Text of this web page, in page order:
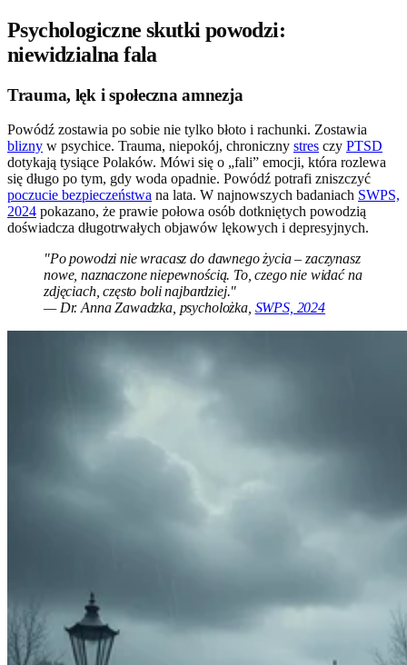
Psychologiczne skutki powodzi:
niewidzialna fala
Trauma, lęk i społeczna amnezja
Powódź zostawia po sobie nie tylko błoto i rachunki. Zostawia
blizny w psychice. Trauma, niepokój, chroniczny stres czy PTSD
dotykają tysiące Polaków. Mówi się o „fali” emocji, która rozlewa
się długo po tym, gdy woda opadnie. Powódź potrafi zniszczyć
poczucie bezpieczeństwa na lata. W najnowszych badaniach SWPS,
2024 pokazano, że prawie połowa osób dotkniętych powodzią
doświadcza długotrwałych objawów lękowych i depresyjnych.
"Po powodzi nie wracasz do dawnego życia – zaczynasz
nowe, naznaczone niepewnością. To, czego nie widać na
zdjęciach, często boli najbardziej."
— Dr. Anna Zawadzka, psycholożka, SWPS, 2024